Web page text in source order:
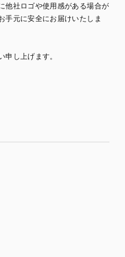
他社ロゴや使用感がある場合が
手元に安全にお届けいたしま
申し上げます。